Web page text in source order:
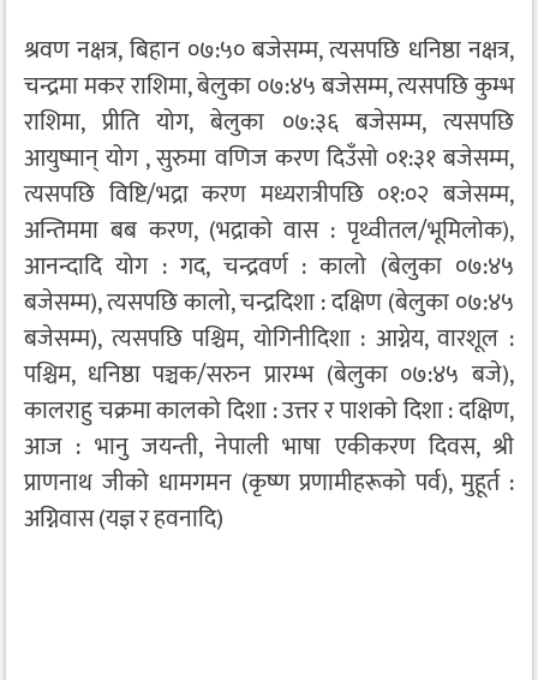
श्रवण नक्षत्र, बिहान ०७:५० बजेसम्म, त्यसपछि धनिष्ठा नक्षत्र,
चन्द्रमा मकर राशिमा, बेलुका ०७:४५ बजेसम्म, त्यसपछि कुम्भ
राशिमा, प्रीति योग, बेलुका ०७:३६ बजेसम्म, त्यसपछि
आयुष्मान् योग , सुरुमा वणिज करण दिउँसो ०१:३१ बजेसम्म,
त्यसपछि विष्टि/भद्रा करण मध्यरात्रीपछि ०१:०२ बजेसम्म,
अन्तिममा बब करण, (भद्राको वास : पृथ्वीतल/भूमिलोक),
आनन्दादि योग : गद, चन्द्रवर्ण : कालो (बेलुका ०७:४५
बजेसम्म), त्यसपछि कालो, चन्द्रदिशा : दक्षिण (बेलुका ०७:४५
बजेसम्म), त्यसपछि पश्चिम, योगिनीदिशा : आग्नेय, वारशूल :
पश्चिम, धनिष्ठा पञ्चक/सरुन प्रारम्भ (बेलुका ०७:४५ बजे),
कालराहु चक्रमा कालको दिशा : उत्तर र पाशको दिशा : दक्षिण,
आज : भानु जयन्ती, नेपाली भाषा एकीकरण दिवस, श्री
प्राणनाथ जीको धामगमन (कृष्ण प्रणामीहरूको पर्व), मुहूर्त :
अग्निवास (यज्ञ र हवनादि)